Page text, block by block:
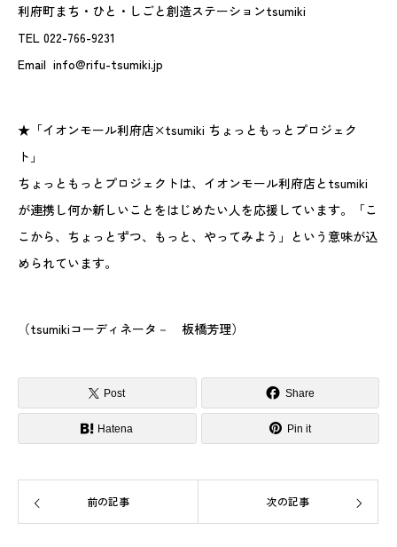
利府町まち・ひと・しごと創造ステーションtsumiki
TEL 022-766-9231
Email info@rifu-tsumiki.jp
★「イオンモール利府店×tsumiki ちょっともっとプロジェク
ト」
ちょっともっとプロジェクトは、イオンモール利府店とtsumiki
が連携し何か新しいことをはじめたい人を応援しています。「こ
こから、ちょっとずつ、もっと、やってみよう」という意味が込
められています。
（tsumikiコーディネータ－ 板橋芳理）
Post Share
Hatena Pin it
前の記事 次の記事